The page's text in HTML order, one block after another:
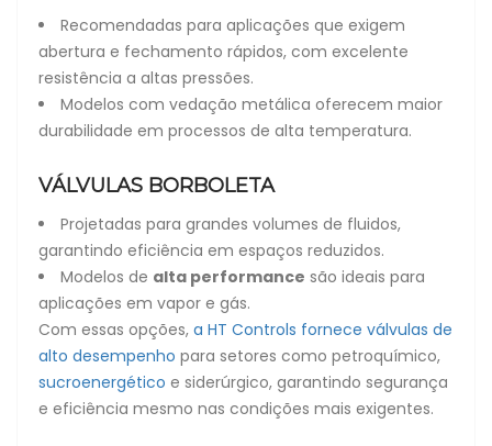
Recomendadas para aplicações que exigem
abertura e fechamento rápidos, com excelente
resistência a altas pressões.
Modelos com vedação metálica oferecem maior
durabilidade em processos de alta temperatura.
VÁLVULAS BORBOLETA
Projetadas para grandes volumes de fluidos,
garantindo eficiência em espaços reduzidos.
Modelos de alta performance são ideais para
aplicações em vapor e gás.
Com essas opções, a HT Controls fornece válvulas de
alto desempenho para setores como petroquímico,
sucroenergético e siderúrgico, garantindo segurança
e eficiência mesmo nas condições mais exigentes.